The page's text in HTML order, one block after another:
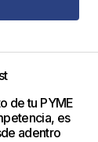
de tu PYME
es
adentro